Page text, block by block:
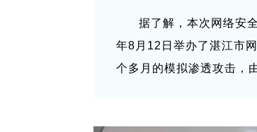
据了解，本次网络安
年8月12日举办了湛江市
个多月的模拟渗透攻击，